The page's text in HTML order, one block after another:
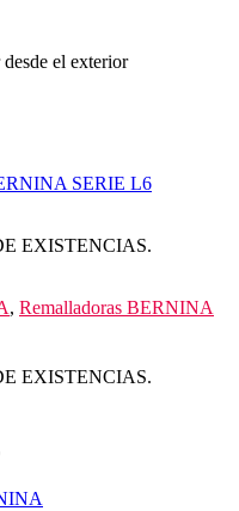
el exterior
SERIE L6
EXISTENCIAS.
, Remalladoras BERNINA
EXISTENCIAS.